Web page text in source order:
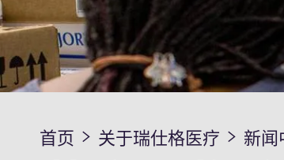
首页 关于瑞仕格医疗 新闻